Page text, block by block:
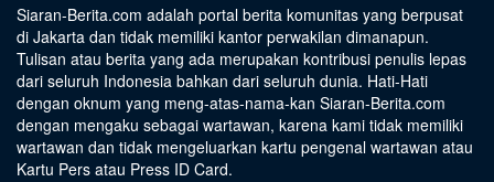
Siaran-Berita.com adalah portal berita komunitas yang berpusat
di Jakarta dan tidak memiliki kantor perwakilan dimanapun.
Tulisan atau berita yang ada merupakan kontribusi penulis lepas
dari seluruh Indonesia bahkan dari seluruh dunia. Hati-Hati
dengan oknum yang meng-atas-nama-kan Siaran-Berita.com
dengan mengaku sebagai wartawan, karena kami tidak memiliki
wartawan dan tidak mengeluarkan kartu pengenal wartawan atau
Kartu Pers atau Press ID Card.